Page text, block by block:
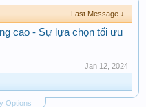
Last Message ↓
cao - Sự lựa chọn tối ưu
Jan 12, 2024
Options